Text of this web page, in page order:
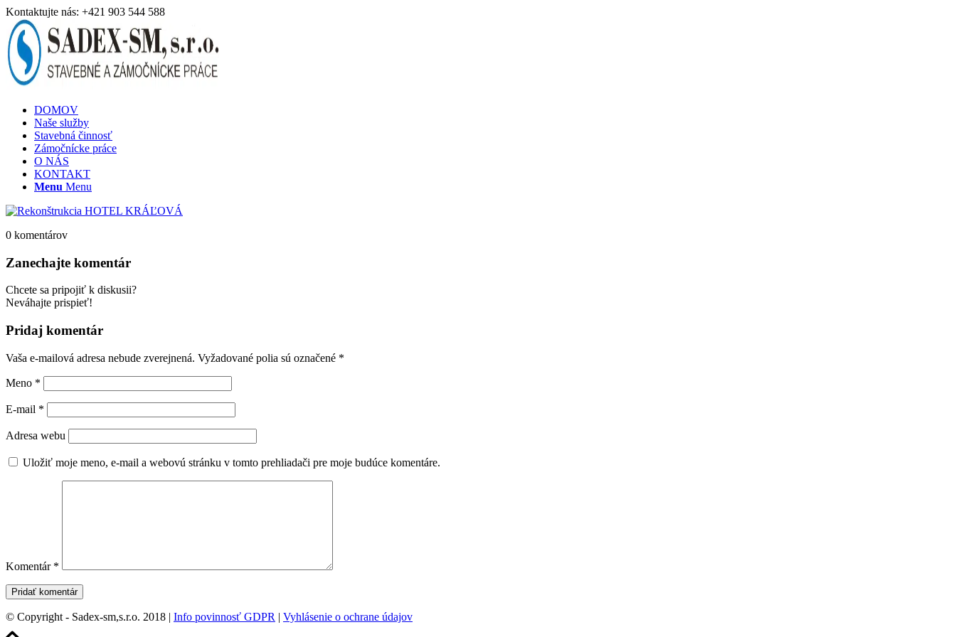
Kontaktujte nás: +421 903 544 588
DOMOV
Naše služby
Stavebná činnosť
Zámočnícke práce
O NÁS
KONTAKT
Menu Menu
0 komentárov
Zanechajte komentár
Chcete sa pripojiť k diskusii?
Neváhajte prispieť!
Pridaj komentár
Vaša e-mailová adresa nebude zverejnená. Vyžadované polia sú označené *
Meno *
E-mail *
Adresa webu
Uložiť moje meno, e-mail a webovú stránku v tomto prehliadači pre moje budúce komentáre.
Komentár *
© Copyright - Sadex-sm,s.r.o. 2018 | Info povinnosť GDPR | Vyhlásenie o ochrane údajov